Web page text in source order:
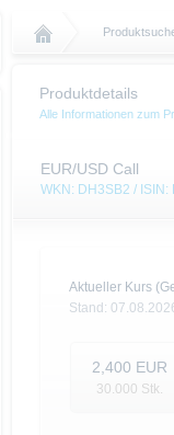
Produktdetails
Alle Informationen zum
EUR/USD Call
WKN: DH3SB2 /
Aktueller Kurs
Stand:
2,400 EUR
30.000 Stk.